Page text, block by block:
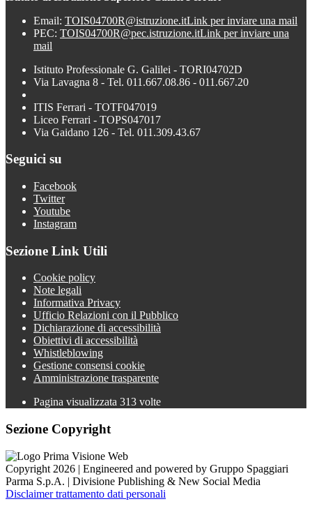
Email: TOIS04700R@istruzione.itLink per inviare una mail
PEC: TOIS04700R@pec.istruzione.itLink per inviare una
mail
Istituto Professionale G. Galilei - TORI04702D
Via Lavagna 8 - Tel. 011.667.08.86 - 011.667.20
ITIS Ferrari - TOTF047019
Liceo Ferrari - TOPS047017
Via Gaidano 126 - Tel. 011.309.43.67
Seguici su
Facebook
Twitter
Youtube
Instagram
Sezione Link Utili
Cookie policy
Note legali
Informativa Privacy
Ufficio Relazioni con il Pubblico
Dichiarazione di accessibilità
Obiettivi di accessibilità
Whistleblowing
Gestione consensi cookie
Amministrazione trasparente
Pagina visualizzata 313 volte
Sezione Copyright
Copyright 2026 | Engineered and powered by Gruppo Spaggiari
Parma S.p.A. | Divisione Publishing & New Social Media
Disclaimer trattamento dati personali